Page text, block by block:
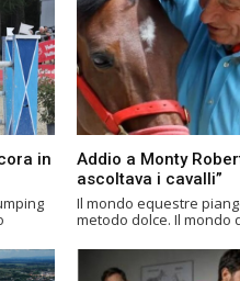
in
Addio a Monty
ascoltava i cavalli”
Il mondo equestre
metodo dolce.